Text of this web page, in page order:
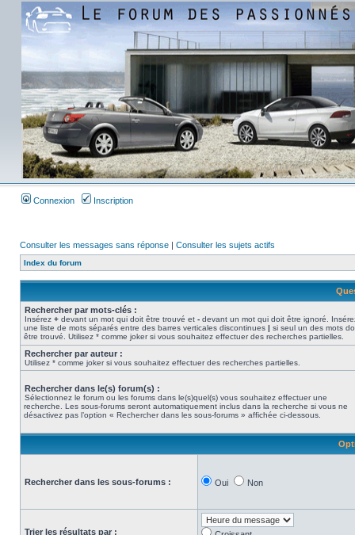
Connexion Inscription
Consulter les messages sans réponse | Consulter les sujets actifs
Index du forum
Rechercher par mots-clés :
Insérez + devant un mot qui doit être trouvé et - devant un mot qui doit être ignoré.
une liste de mots séparés entre des barres verticales discontinues | si seul un des mots
être trouvé. Utilisez * comme joker si vous souhaitez effectuer des recherches partielles.
Rechercher par auteur :
Utilisez * comme joker si vous souhaitez effectuer des recherches partielles.
Rechercher dans le(s) forum(s) :
Sélectionnez le forum ou les forums dans le(s)quel(s) vous souhaitez effectuer une
recherche. Les sous-forums seront automatiquement inclus dans la recherche si vous ne
désactivez pas l’option « Rechercher dans les sous-forums » affichée ci-dessous.
Rechercher dans les sous-forums : Oui Non
Trier les résultats par :